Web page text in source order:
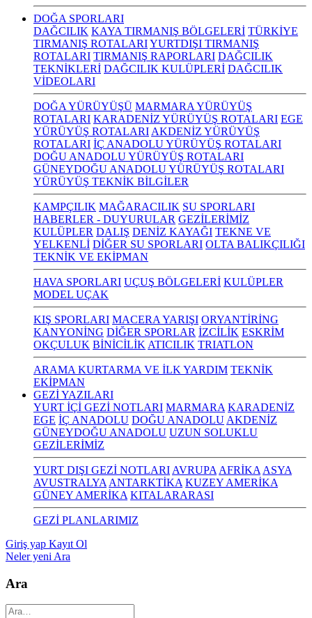
DOĞA SPORLARI
DAĞCILIK KAYA TIRMANIŞ BÖLGELERİ TÜRKİYE
TIRMANIŞ ROTALARIYURTDIŞI TIRMANIŞ
ROTALARI TIRMANIŞ RAPORLARI DAĞCILIK
TEKNİKLERİ DAĞCILIK KULÜPLERİ DAĞCILIK
VİDEOLARI
DOĞA YÜRÜYÜŞÜ MARMARA YÜRÜYÜŞ
ROTALARI KARADENİZ YÜRÜYÜŞ ROTALARI EGE
YÜRÜYÜŞ ROTALARI AKDENİZ YÜRÜYÜŞ
ROTALARI İÇ ANADOLU YÜRÜYÜŞ ROTALARI
DOĞU ANADOLU YÜRÜYÜŞ ROTALARI
GÜNEYDOĞU ANADOLU YÜRÜYÜŞ ROTALARI
YÜRÜYÜŞ TEKNİK BİLGİLER
KAMPÇILIK MAĞARACILIK SU SPORLARI
HABERLER - DUYURULAR GEZİLERİMİZ
KULÜPLER DALIŞ DENİZ KAYAĞI TEKNE VE
YELKENLİ DİĞER SU SPORLARI OLTA BALIKÇILIĞI
TEKNİK VE EKİPMAN
HAVA SPORLARI UÇUŞ BÖLGELERİ KULÜPLER
MODEL UÇAK
KIŞ SPORLARI MACERA YARIŞI ORYANTİRİNG
KANYONİNG DİĞER SPORLAR İZCİLİK ESKRİM
OKÇULUK BİNİCİLİK ATICILIK TRIATLON
ARAMA KURTARMA VE İLK YARDIM TEKNİK
EKİPMAN
GEZİ YAZILARI
YURT İÇİ GEZİ NOTLARI MARMARA KARADENİZ
EGE İÇ ANADOLU DOĞU ANADOLU AKDENİZ
GÜNEYDOĞU ANADOLU UZUN SOLUKLU
GEZİLERİMİZ
YURT DIŞI GEZİ NOTLARI AVRUPA AFRİKA ASYA
AVUSTRALYA ANTARKTİKA KUZEY AMERİKA
GÜNEY AMERİKA KITALARARASI
GEZİ PLANLARIMIZ
Giriş yap Kayıt Ol
Neler yeni Ara
Ara